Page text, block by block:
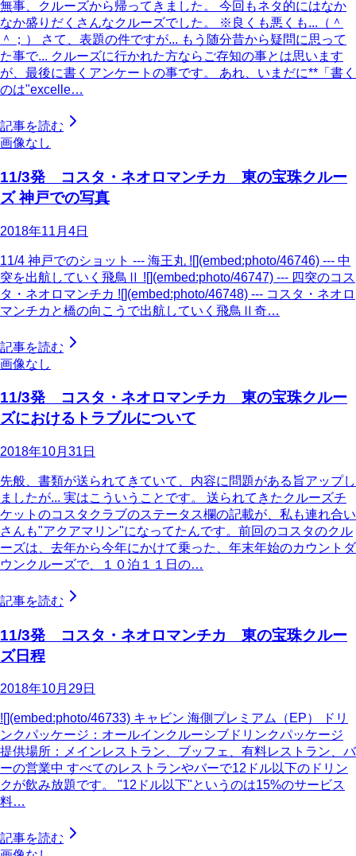
無事、クルーズから帰ってきました。 今回もネタ的にはなか
なか盛りだくさんなクルーズでした。 ※良くも悪くも...（＾
＾；） さて、表題の件ですが... もう随分昔から疑問に思って
た事で... クルーズに行かれた方ならご存知の事とは思います
が、最後に書くアンケートの事です。 あれ、いまだに**「書く
のは"excelle…
記事を読む
画像なし
11/3発 コスタ・ネオロマンチカ 東の宝珠クルー
ズ 神戸での写真
2018年11月4日
11/4 神戸でのショット --- 海王丸 ![](embed:photo/46746) --- 中
突を出航していく飛鳥Ⅱ ![](embed:photo/46747) --- 四突のコス
タ・ネオロマンチカ ![](embed:photo/46748) --- コスタ・ネオロ
マンチカと橋の向こうで出航していく飛鳥Ⅱ奇…
記事を読む
画像なし
11/3発 コスタ・ネオロマンチカ 東の宝珠クルー
ズにおけるトラブルについて
2018年10月31日
先般、書類が送られてきていて、内容に問題がある旨アップし
ましたが... 実はこういうことです。 送られてきたクルーズチ
ケットのコスタクラブのステータス欄の記載が、私も連れ合い
さんも"アクアマリン"になってたんです。前回のコスタのクル
ーズは、去年から今年にかけて乗った、年末年始のカウントダ
ウンクルーズで、１０泊１１日の…
記事を読む
11/3発 コスタ・ネオロマンチカ 東の宝珠クルー
ズ日程
2018年10月29日
![](embed:photo/46733) キャビン 海側プレミアム（EP） ドリ
ンクパッケージ：オールインクルーシブドリンクパッケージ
提供場所：メインレストラン、ブッフェ、有料レストラン、バ
ーの営業中 すべてのレストランやバーで12ドル以下のドリン
クが飲み放題です。 "12ドル以下"というのは15%のサービス
料…
記事を読む